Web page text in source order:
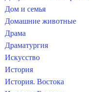
Дом и семья
Домашние животные
Драма
Драматургия
Искусство
История
История. Востока